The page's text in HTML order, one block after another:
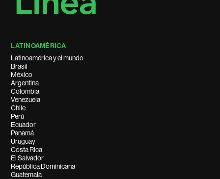
LATINOAMÉRICA
Latinoamérica y el mundo
Brasil
México
Argentina
Colombia
Venezuela
Chile
Perú
Ecuador
Panamá
Uruguay
Costa Rica
El Salvador
República Dominicana
Guatemala